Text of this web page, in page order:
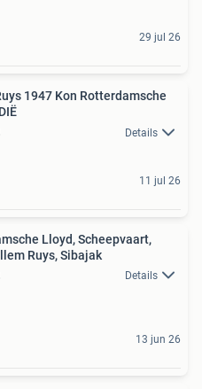
29 jul 26
Details
11 jul 26
Lloyd, Scheepvaart,
Ruys, Sibajak
Details
13 jun 26